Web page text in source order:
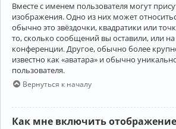
Вместе с именем пользователя могут
изображения. Одно из них может
обычно это звёздочки, квадратики или
то, сколько сообщений вы оставили, или на
конференции. Другое, обычно более
известно как «аватара» и обычно
пользователя.
Вернуться к началу
Как мне включить